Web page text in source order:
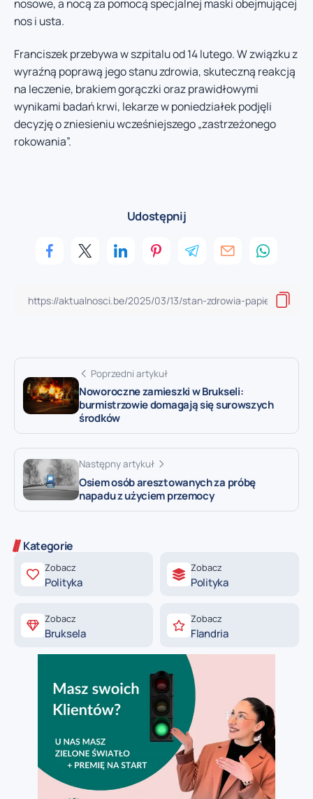
nosowe, a nocą za pomocą specjalnej maski obejmującej
nos i usta.
Franciszek przebywa w szpitalu od 14 lutego. W związku z
wyraźną poprawą jego stanu zdrowia, skuteczną reakcją
na leczenie, brakiem gorączki oraz prawidłowymi
wynikami badań krwi, lekarze w poniedziałek podjęli
decyzję o zniesieniu wcześniejszego „zastrzeżonego
rokowania”.
Udostępnij
Poprzedni artykuł
Noworoczne zamieszki w Brukseli:
burmistrzowie domagają się surowszych
środków
Następny artykuł
Osiem osób aresztowanych za próbę
napadu z użyciem przemocy
Kategorie
Zobacz
Polityka
Zobacz
Polityka
Zobacz
Bruksela
Zobacz
Flandria